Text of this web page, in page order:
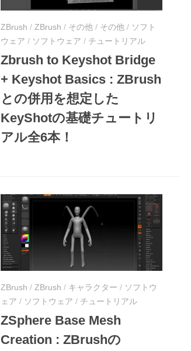
ZBrush / ZBrush / その他 / その他 / ソフト
ウェア / ソフトウェア / チュートリアル
Zbrush to Keyshot Bridge
+ Keyshot Basics : ZBrush
との併用を想定した
KeyShotの基礎チュートリ
アル全6本！
ZBrush / ZBrush / キャラクター / ソフトウ
ェア / ソフトウェア / チュートリアル
ZSphere Base Mesh
Creation : ZBrushの